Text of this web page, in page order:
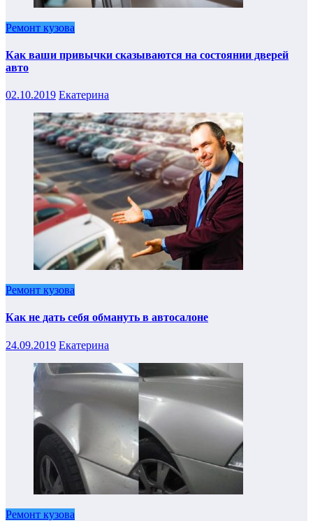
Ремонт кузова
Как ваши привычки сказываются на состоянии дверей
авто
02.10.2019 Екатерина
Ремонт кузова
Как не дать себя обмануть в автосалоне
24.09.2019 Екатерина
Ремонт кузова